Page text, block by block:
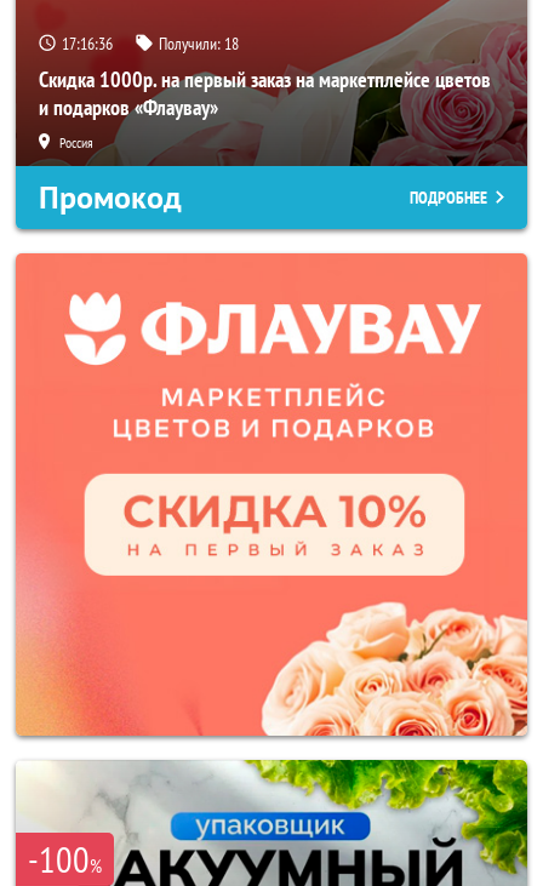
17:16:34 Получили: 18
Скидка 1000р. на первый заказ на маркетплейсе цветов
и подарков «Флаувау»
Россия
Промокод ПОДРОБНЕЕ
-100%